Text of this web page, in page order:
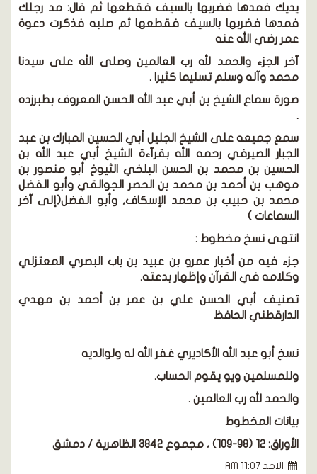
يديك فمدها فضربها بالسيف فقطعها ثم قال: مد رجلك
فمدها فضربها بالسيف فقطعها ثم صلبه فذكرت دعوة
عمر رضي الله عنه
آخر الجزء والحمد لله رب العالمين وصلى الله على سيدنا
محمد وآله وسلم تسليما كثيرا .
صورة سماع الشيخ بن أبي عبد الله الحسن المعروف بطبرزده
.
سمع جميعه على الشيخ الجليل أبي الحسين المبارك بن عبد
الجبار الصيرفيرحمه اللهبقرآءة الشيخ أبي عبد الله بن
الحسين بن محمد بن الحسن البلخي الثيوخ أبو منصور بن
موهب بن أحمد بن محمد بن الحصر الجوالقي وأبو الفضل
محمد بن حبيب بن محمد الإسكاف, وأبو الفضل(إلى آخر
السماعات )
انتهى نسخ مخطوط :
جزء فيه من أخبار عمرو بن عبيد بن باب البصري المعتزلي
وكلامه في القرآن وإظهار بدعته.
تصنيف أبي الحسن علي بن عمر بن أحمد بن مهدي
الدارقطني الحافظ
نسخ أبو عبد الله الأكاديري غفر الله له ولوالديه
وللمسلمين ويو يقوم الحساب.
والحمد لله رب العالمين .
بيانات المخطوط
الأوراق:
(98-109) ، مجموع 3842 الظاهرية / دمشق
الاحد AM 11:07